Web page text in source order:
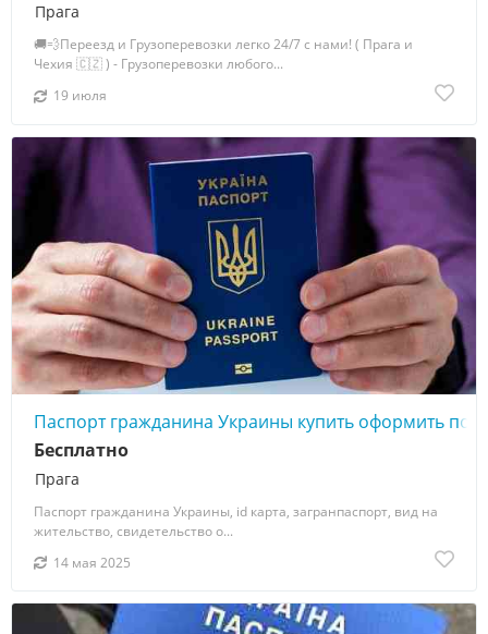
Прага
🚚💨Переезд и Грузоперевозки легко 24/7 с нами! ( Прага и
Чехия 🇨🇿 ) - Грузоперевозки любого...
19 июля
Паспорт гражданина Украины купить оформить
Прага
Бесплатно
Паспорт гражданина Украины, id карта, загранпаспорт, вид на
жительство, свидетельство о...
14 мая 2025